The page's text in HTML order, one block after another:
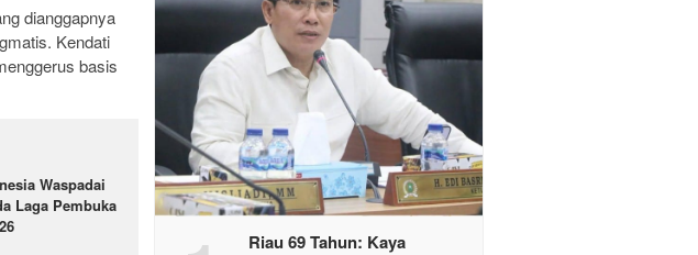
dianggapnya
Kendati
basis
Waspadai
Laga Pembuka
Riau 69 Tahun: Kaya